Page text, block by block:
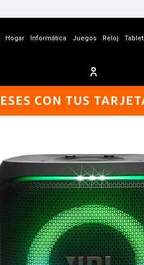
Hogar Informática Juegos Reloj Tablet